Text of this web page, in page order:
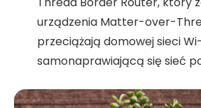
urządzenia Matter-over-
przeciążają domowej sieci
samonaprawiającą się sieć